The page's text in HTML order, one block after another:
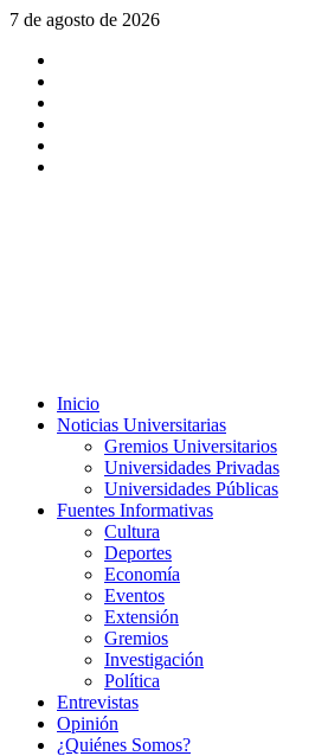
Saltar
contenido
7 de agosto de 2026
Menú
principal
Inicio
Noticias Universitarias
Gremios Universitarios
Universidades Privadas
Universidades Públicas
Fuentes Informativas
Cultura
Deportes
Economía
Eventos
Extensión
Gremios
Investigación
Política
Entrevistas
Opinión
¿Quiénes Somos?